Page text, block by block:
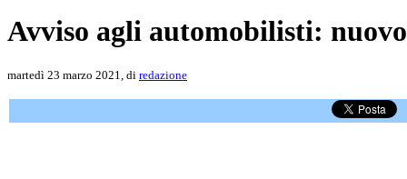
Avviso agli automobilisti:
martedì 23 marzo 2021, di redazione